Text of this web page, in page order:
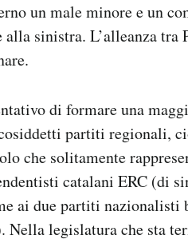
un male minore e un
alla sinistra. L’alleanza tra
di formare una
partiti regionali,
che solitamente
catalani ERC (di
ai due partiti
Nella legislatura che sta